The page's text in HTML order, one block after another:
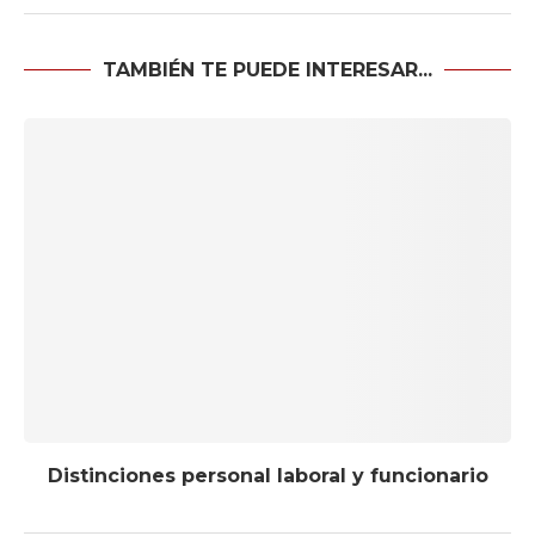
TAMBIÉN TE PUEDE INTERESAR...
Distinciones personal laboral y funcionario